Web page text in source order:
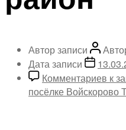
Автор записи
Дата записи
Комментариев к
посёлке Войскорово